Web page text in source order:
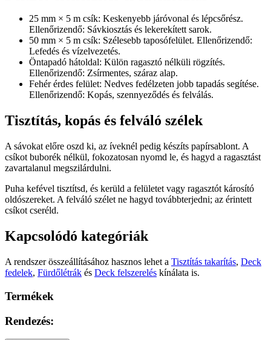
25 mm × 5 m csík: Keskenyebb járóvonal és lépcsőrész.
Ellenőrizendő: Sávkiosztás és lekerekített sarok.
50 mm × 5 m csík: Szélesebb taposófelület. Ellenőrizendő:
Lefedés és vízelvezetés.
Öntapadó hátoldal: Külön ragasztó nélküli rögzítés.
Ellenőrizendő: Zsírmentes, száraz alap.
Fehér érdes felület: Nedves fedélzeten jobb tapadás segítése.
Ellenőrizendő: Kopás, szennyeződés és felválás.
Tisztítás, kopás és felváló szélek
A sávokat előre oszd ki, az íveknél pedig készíts papírsablont. A
csíkot buborék nélkül, fokozatosan nyomd le, és hagyd a ragasztást
zavartalanul megszilárdulni.
Puha kefével tisztítsd, és kerüld a felületet vagy ragasztót károsító
oldószereket. A felváló szélet ne hagyd továbbterjedni; az érintett
csíkot cseréld.
Kapcsolódó kategóriák
A rendszer összeállításához hasznos lehet a Tisztítás takarítás, Deck
fedelek, Fürdőlétrák és Deck felszerelés kínálata is.
Termékek
Rendezés: